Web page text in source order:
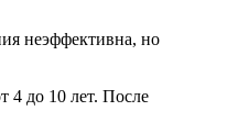
неэффективна, но
4 до 10 лет. После